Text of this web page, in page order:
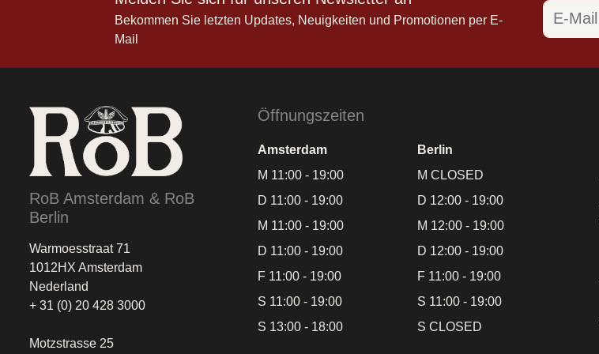
Bekommen Sie letzten Updates, Neuigkeiten und Promotionen per E-
Mail
RoB Amsterdam & RoB
Berlin
Warmoesstraat 71
1012HX Amsterdam
Nederland
+ 31 (0) 20 428 3000
Motzstrasse 25
Öffnungszeiten
Amsterdam
Berlin
M 11:00 - 19:00
D 11:00 - 19:00
M 11:00 - 19:00
D 11:00 - 19:00
F 11:00 - 19:00
S 11:00 - 19:00
S 13:00 - 18:00
M CLOSED
D 12:00 - 19:00
M 12:00 - 19:00
D 12:00 - 19:00
F 11:00 - 19:00
S 11:00 - 19:00
S CLOSED